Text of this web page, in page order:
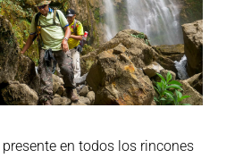
en todos los rincones